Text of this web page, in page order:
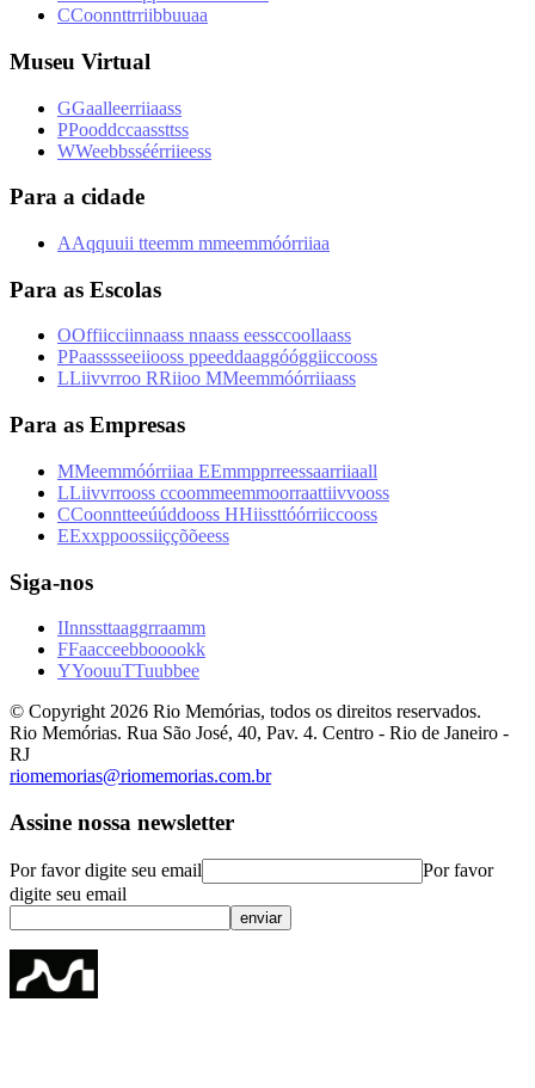
CCoonnttrriibbuuaa
Museu Virtual
GGaalleerriiaass
PPooddccaassttss
WWeebbsséérriieess
Para a cidade
AAqquuii tteemm mmeemmóórriiaa
Para as Escolas
OOffiicciinnaass nnaass eessccoollaass
PPaasssseeiiooss ppeeddaaggóóggiiccooss
LLiivvrroo RRiioo MMeemmóórriiaass
Para as Empresas
MMeemmóórriiaa EEmmpprreessaarriiaall
LLiivvrrooss ccoommeemmoorraattiivvooss
CCoonntteeúúddooss HHiissttóórriiccooss
EExxppoossiiççõõeess
Siga-nos
IInnssttaaggrraamm
FFaacceebbooookk
YYoouuTTuubbee
© Copyright 2026 Rio Memórias, todos os direitos reservados.
Rio Memórias. Rua São José, 40, Pav. 4. Centro - Rio de Janeiro -
RJ
riomemorias@riomemorias.com.br
Assine nossa newsletter
Por favor digite seu email
Por favor
digite seu email
enviar